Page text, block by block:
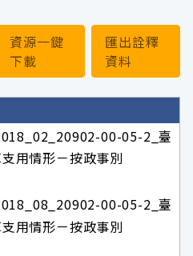
資源一鍵
下載
匯出詮釋
資料
00-05-2_臺
用情形－按政事別
00-05-2_臺
用情形－按政事別